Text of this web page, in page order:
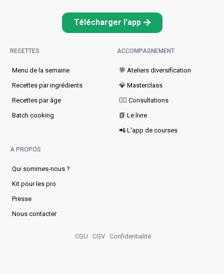
Télécharger l'app
RECETTES
Menu de la semaine​
Recettes par ingrédients
Recettes par âge
Batch cooking
ACCOMPAGNEMENT
💬 Ateliers diversification
💎 Masterclass
👩‍⚕️ Consultations
📗 Le livre
📲 L'app de courses
A PROPOS
Qui sommes-nous ?
Kit pour les pro
Presse
Nous contacter
CGU CGV Confidentialité